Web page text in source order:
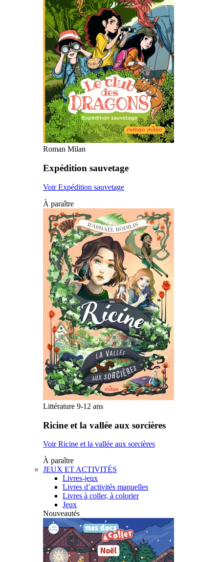
Roman Milan
Expédition sauvetage
Voir Expédition sauvetage
À paraître
Littérature 9-12 ans
Ricine et la vallée aux sorcières
Voir Ricine et la vallée aux sorcières
À paraître
JEUX ET ACTIVITÉS
Livres-jeux
Livres d’activités manuelles
Livres à coller, à colorier
Jeux
Nouveautés